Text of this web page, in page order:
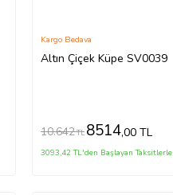
Altın Çiçek Küpe SV0039
Kargo Bedava
10.642TL 8514,00 TL
3093,42 TL'den Başlayan Taksitlerle